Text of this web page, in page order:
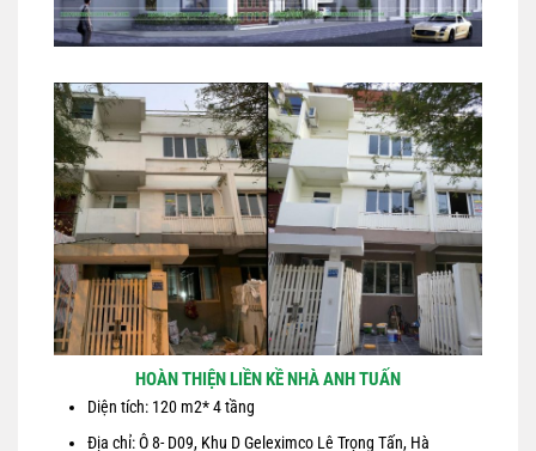
HOÀN THIỆN LIỀN KỀ NHÀ ANH TUẤN
Diện tích: 120 m2* 4 tầng
Địa chỉ: Ô 8- D09, Khu D Geleximco Lê Trọng Tấn, Hà